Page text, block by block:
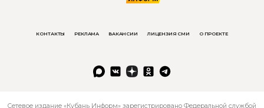
КОНТАКТЫ РЕКЛАМА ВАКАНСИИ ЛИЦЕНЗИЯ СМИ О ПРОЕКТЕ
Сетевое издание «Кубань Информ» зарегистрировано Федеральной службой